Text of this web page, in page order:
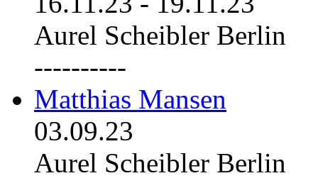
Aurel Scheibler Berlin
----------
Matthias Mansen
03.09.23
Aurel Scheibler Berlin